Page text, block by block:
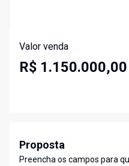
Valor venda
R$ 1.150.000,00
Proposta
Preencha os campos para